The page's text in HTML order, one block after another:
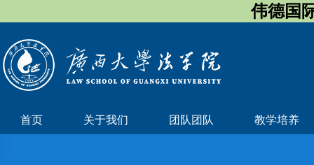
伟德国
首页 关于我们 团队团队 教学培养